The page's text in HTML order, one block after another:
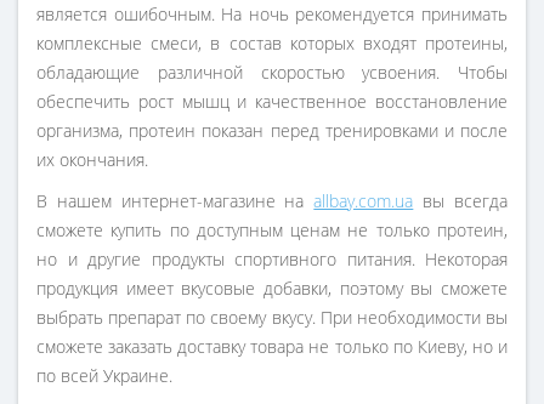
является ошибочным. На ночь рекомендуется принимать
комплексные смеси, в состав которых входят протеины,
обладающие различной скоростью усвоения. Чтобы
обеспечить рост мышц и качественное восстановление
организма, протеин показан перед тренировками и после
их окончания.
В нашем интернет-магазине наallbay.com.ua вы всегда
сможете купить по доступным ценам не только протеин,
но и другие продукты спортивного питания. Некоторая
продукция имеет вкусовые добавки, поэтому вы сможете
выбрать препарат по своему вкусу. При необходимости вы
сможете заказать доставку товара не только по Киеву, но и
по всей Украине.